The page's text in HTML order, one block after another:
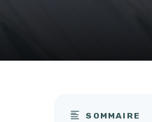
SOMMAIRE